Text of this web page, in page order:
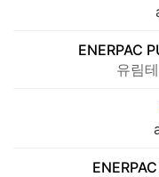
ENERPAC
유림